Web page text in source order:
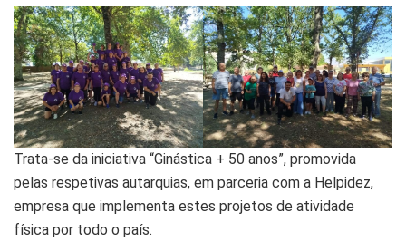
Trata-se da iniciativa “Ginástica + 50 anos”, promovida
pelas respetivas autarquias, em parceria com a Helpidez,
empresa que implementa estes projetos de atividade
física por todo o país.